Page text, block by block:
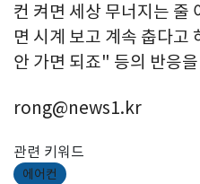
컨 켜면 세상 무너지는 줄
면 시계 보고 계속 춥다
안 가면 되죠" 등의 반응
rong@news1.kr
관련 키워드
에어컨